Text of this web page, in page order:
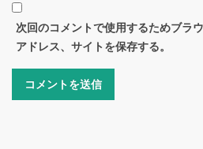
次回のコメントで使用するためブラ
アドレス、サイトを保存する。